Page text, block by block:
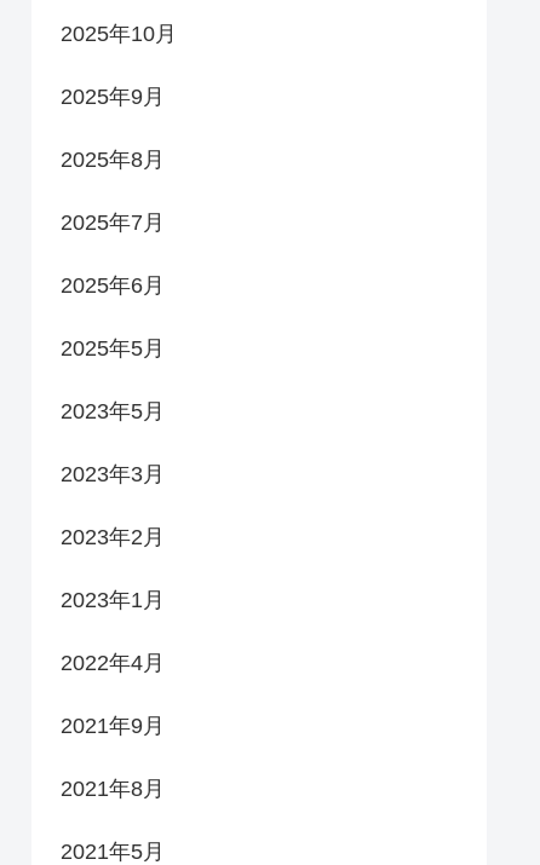
2025年10月
2025年9月
2025年8月
2025年7月
2025年6月
2025年5月
2023年5月
2023年3月
2023年2月
2023年1月
2022年4月
2021年9月
2021年8月
2021年5月